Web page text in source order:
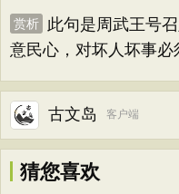
赏析
此句是周武王号
意民心，对坏人坏事必
古文岛 客户端
猜您喜欢